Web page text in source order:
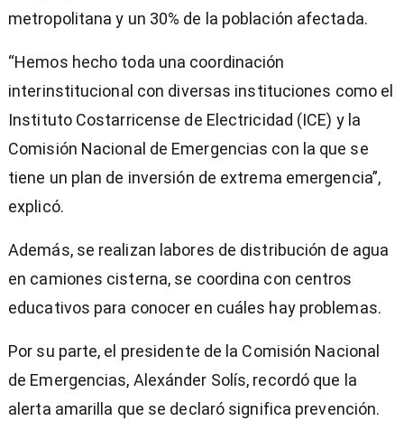
metropolitana y un 30% de la población afectada.
“Hemos hecho toda una coordinación
interinstitucional con diversas instituciones como el
Instituto Costarricense de Electricidad (ICE) y la
Comisión Nacional de Emergencias con la que se
tiene un plan de inversión de extrema emergencia”,
explicó.
Además, se realizan labores de distribución de agua
en camiones cisterna, se coordina con centros
educativos para conocer en cuáles hay problemas.
Por su parte, el presidente de la Comisión Nacional
de Emergencias, Alexánder Solís, recordó que la
alerta amarilla que se declaró significa prevención.